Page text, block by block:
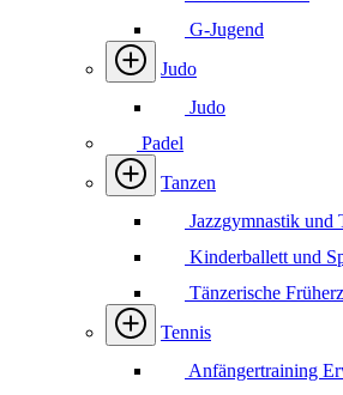
G-Jugend
Judo
Judo
Padel
Tanzen
Jazzgymnastik und
Kinderballett und
Tänzerische
Tennis
Anfängertraining